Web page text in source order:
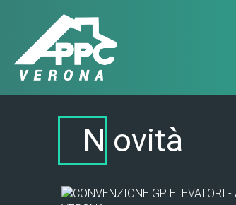
N ovità